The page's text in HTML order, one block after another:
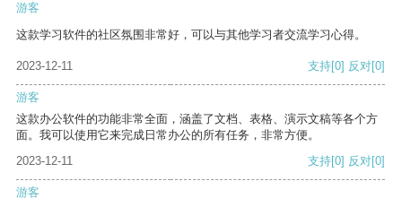
游客
这款学习软件的社区氛围非常好，可以与其他学习者交流学习心得。
2023-12-11 支持[0] 反对[0]
游客
这款办公软件的功能非常全面，涵盖了文档、表格、演示文稿等各个方
面。我可以使用它来完成日常办公的所有任务，非常方便。
2023-12-11
支持[0] 反对[0]
游客